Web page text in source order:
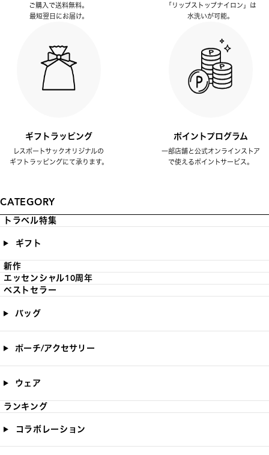
ご購入で送料無料。
最短翌日にお届け。
「リップストップナイロン」は
水洗いが可能。
ギフトラッピング
レスポートサックオリジナルの
ギフトラッピングにて承ります。
ポイントプログラム
一部店舗と公式オンラインストア
で使えるポイントサービス。
CATEGORY
トラベル特集
ギフト
新作
エッセンシャル10周年
ベストセラー
バッグ
ポーチ/アクセサリー
ウェア
ランキング
コラボレーション